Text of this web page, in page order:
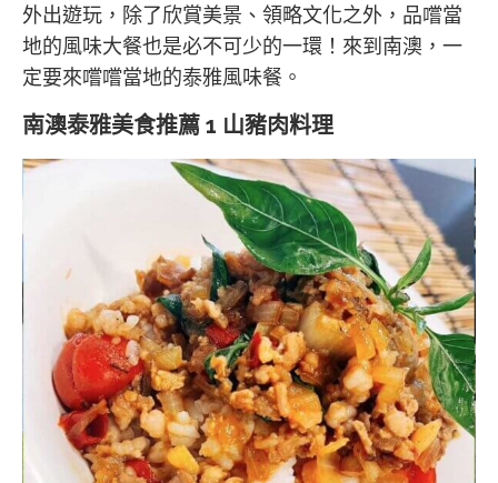
外出遊玩，除了欣賞美景、領略文化之外，品嚐當
地的風味大餐也是必不可少的一環！來到南澳，一
定要來嚐嚐當地的泰雅風味餐。
南澳泰雅美食推薦 1 山豬肉料理